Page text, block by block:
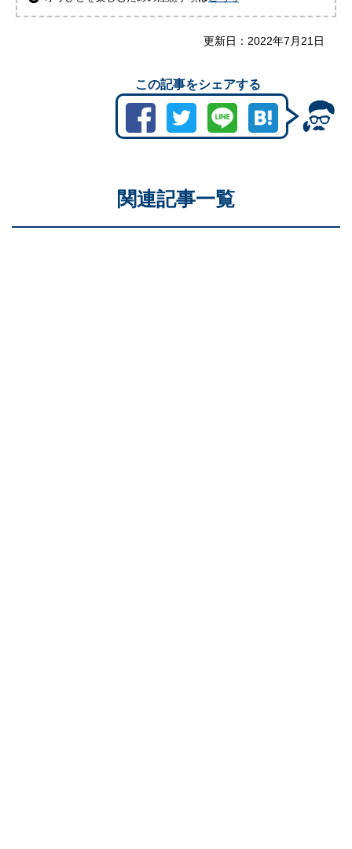
更新日： 2022年7月21日
この記事をシェアする
関連記事一覧